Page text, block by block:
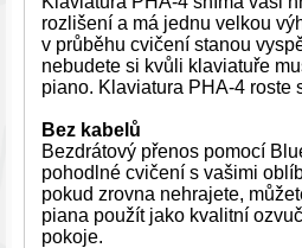
rozlišení a má jednu velkou
v průběhu cvičení stanou
nebudete si kvůli klaviatuře
piano. Klaviatura PHA-4 roste
Bez kabelů
Bezdrátový přenos pomocí
pohodlné cvičení s vašimi
pokud zrovna nehrajete,
piana použít jako kvalitní
pokoje.